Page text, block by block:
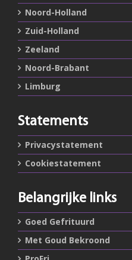
Noord-Holland
Zuid-Holland
Zeeland
Noord-Brabant
Limburg
Statements
Privacystatement
Cookiestatement
Belangrijke links
Goed Gefrituurd
Met Goud Bekroond